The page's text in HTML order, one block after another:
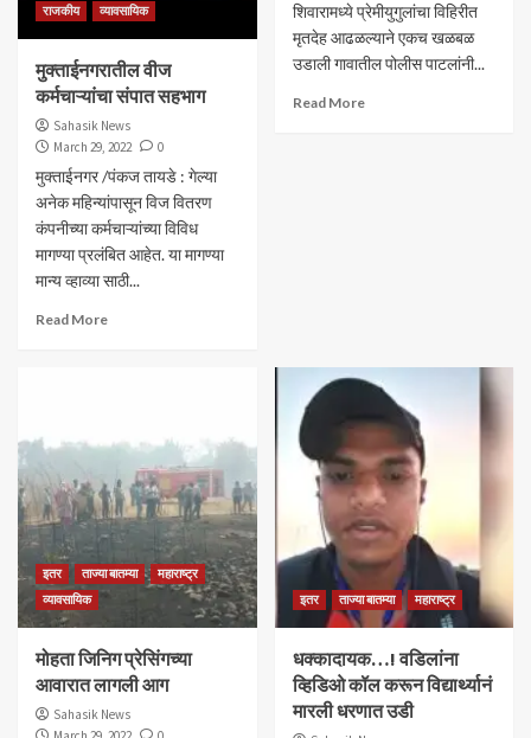
राजकीय
व्यावसायिक
मुक्ताईनगरातील वीज
कर्मचाऱ्यांचा संपात सहभाग
Sahasik News
March 29, 2022
0
मुक्ताईनगर /पंकज तायडे : गेल्या
अनेक महिन्यांपासून विज वितरण
कंपनीच्या कर्मचाऱ्यांच्या विविध
मागण्या प्रलंबित आहेत. या मागण्या
मान्य व्हाव्या साठी...
Read More
शिवारामध्ये प्रेमीयुगुलांचा विहिरीत
मृतदेह आढळल्याने एकच खळबळ
उडाली गावातील पोलीस पाटलांनी...
Read More
इतर ताज्या बातम्या
महाराष्ट्र
व्यावसायिक
मोहता जिनिग प्रेसिंगच्या
आवारात लागली आग
Sahasik News
इतर ताज्या बातम्या महाराष्ट्र
धक्कादायक…! वडिलांना
व्हिडिओ कॉल करून विद्यार्थ्यानं
मारली धरणात उडी